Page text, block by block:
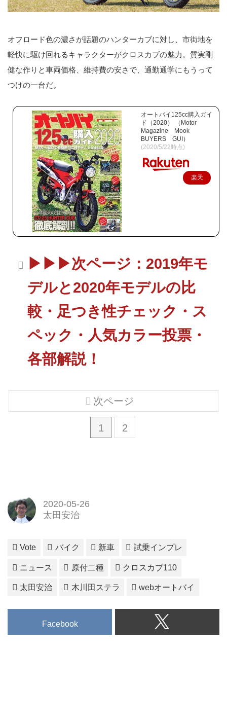
オフロード色の濃さが話題のハンターカブに対し、市街地を
軽快に駆け回れるキャラクターがクロスカブの魅力。質実剛
健な作りと車両価格、維持費の安さで、通勤通学にもうって
つけの一台だ。
オートバイ125cc購入ガイ
ド（2020） （Motor
Magazine Mook
BUYERS GUI）
(2020/5/22時点)
楽天
▶▶▶次ページ：2019年モ
デルと2020年モデルの比
較・足つき性チェック・ス
ペック・人気カラー投票・
各部解説！
1 2
次ページ
2020-05-26
太田安治
Vote バイク 新車 試乗インプレ
ニュース 原付二種 クロスカブ110
太田安治 木川田ステラ webオートバイ
Facebook